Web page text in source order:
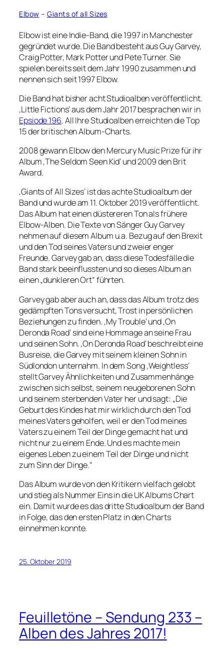
Elbow – Giants of all Sizes
Elbow ist eine Indie-Band, die 1997 in Manchester
gegründet wurde. Die Band besteht aus Guy Garvey,
Craig Potter, Mark Potter und Pete Turner. Sie
spielen bereits seit dem Jahr 1990 zusammen und
nennen sich seit 1997 Elbow.
Die Band hat bisher acht Studioalben veröffentlicht.
‚Little Fictions‘ aus dem Jahr 2017 besprachen wir in
Epsiode 196. All Ihre Studioalben erreichten die Top
15 der britischen Album-Charts.
2008 gewann Elbow den Mercury Music Prize für ihr
Album ‚The Seldom Seen Kid‘ und 2009 den Brit
Award.
‚Giants of All Sizes‘ ist das achte Studioalbum der
Band und wurde am 11. Oktober 2019 veröffentlicht.
Das Album hat einen düstereren Ton als frühere
Elbow-Alben. Die Texte von Sänger Guy Garvey
nehmen auf diesem Album u.a. Bezug auf den Brexit
und den Tod seines Vaters und zweier enger
Freunde. Garvey gab an, dass diese Todesfälle die
Band stark beeinflussten und so dieses Album an
einen „dunkleren Ort“ führten.
Garvey gab aber auch an, dass das Album trotz des
gedämpften Tons versucht, Trost in persönlichen
Beziehungen zu finden. ‚My Trouble‘ und ‚On
Deronda Road‘ sind eine Hommage an seine Frau
und seinen Sohn. ‚On Deronda Road‘ beschreibt eine
Busreise, die Garvey mit seinem kleinen Sohn in
Südlondon unternahm. In dem Song ‚Weightless‘
stellt Garvey Ähnlichkeiten und Zusammenhänge
zwischen sich selbst, seinem neugeborenen Sohn
und seinem sterbenden Vater her und sagt: „Die
Geburt des Kindes hat mir wirklich durch den Tod
meines Vaters geholfen, weil er den Tod meines
Vaters zu einem Teil der Dinge gemacht hat und
nicht nur zu einem Ende. Und es machte mein
eigenes Leben zu einem Teil der Dinge und nicht
zum Sinn der Dinge.“
Das Album wurde von den Kritikern vielfach gelobt
und stieg als Nummer Eins in die UK Albums Chart
ein. Damit wurde es das dritte Studioalbum der Band
in Folge, das den ersten Platz in den Charts
einnehmen konnte.
25. Oktober 2019
Feuilletöne – Sendung 233 –
Alben des Jahres 2017!